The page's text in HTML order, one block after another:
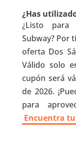
¿Has
¿Listo para
Subway? Por
oferta Dos
Válido solo
cupón será
de 2026.
para
Encuentra